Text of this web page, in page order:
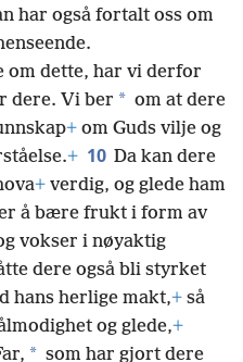
har også fortalt oss om
om dette, har vi derfor
dere. Vi ber * om at dere
+ om Guds vilje og
+ 10 Da kan dere
+ verdig, og glede ham
å bære frukt i form av
vokser i nøyaktig
dere også bli styrket
hans herlige makt,+ så
og glede,+
* som har gjort dere